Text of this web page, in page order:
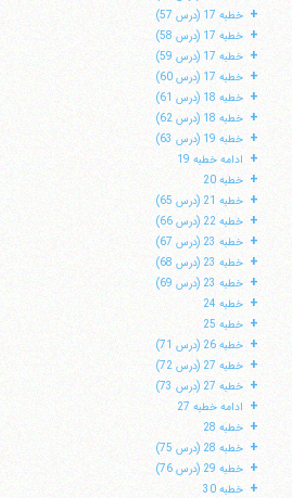
+ خطبه 17 (درس 57)
+ خطبه 17 (درس 58)
+ خطبه 17 (درس 59)
+ خطبه 17 (درس 60)
+ خطبه 18 (درس 61)
+ خطبه 18 (درس 62)
+ خطبه 19 (درس 63)
+ ادامه خطبه 19
+ خطبه 20
+ خطبه 21 (درس 65)
+ خطبه 22 (درس 66)
+ خطبه 23 (درس 67)
+ خطبه 23 (درس 68)
+ خطبه 23 (درس 69)
+ خطبه 24
+ خطبه 25
+ خطبه 26 (درس 71)
+ خطبه 27 (درس 72)
+ خطبه 27 (درس 73)
+ ادامه خطبه 27
+ خطبه 28
+ خطبه 28 (درس 75)
+ خطبه 29 (درس 76)
+ خطبه 30